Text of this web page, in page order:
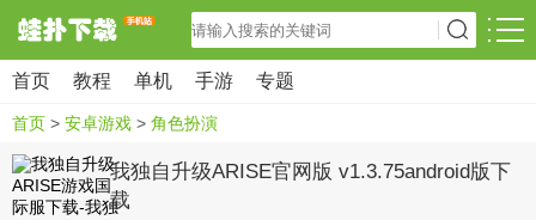
首页 教程 单机 手游 专题
首页 > 安卓游戏 > 角色扮演
我独自升级ARISE官网版 v1.3.75android版下
载